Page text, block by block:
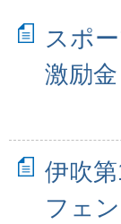
スポ
激励金
伊吹
フェ